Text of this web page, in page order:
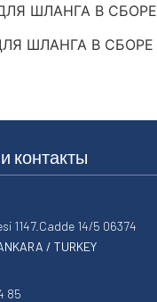
ШЛАНГА В СБОРЕ
ШЛАНГА В СБОРЕ
контакты
1147.Cadde 14/5 06374
/ TURKEY
85